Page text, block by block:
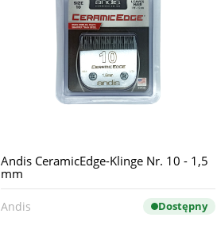
Andis CeramicEdge-Klinge Nr. 10 - 1,5
mm
Andis Dostępny